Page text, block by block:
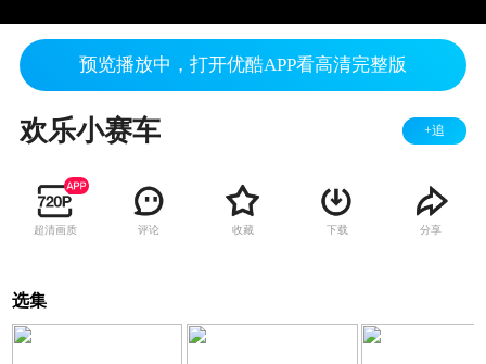
预览播放中，打开优酷APP看高清完整版
欢乐小赛车 +追
超清画质 评论 收藏 下载 分享
选集